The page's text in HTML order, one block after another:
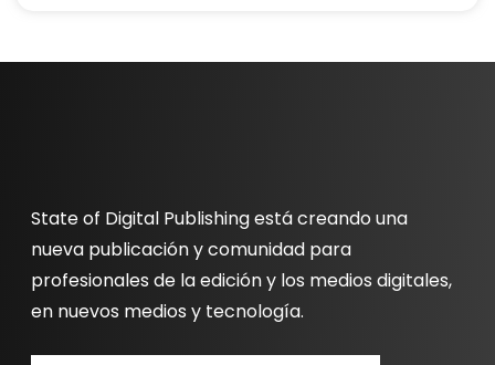
State of Digital Publishing está creando una
nueva publicación y comunidad para
profesionales de la edición y los medios digitales,
en nuevos medios y tecnología.